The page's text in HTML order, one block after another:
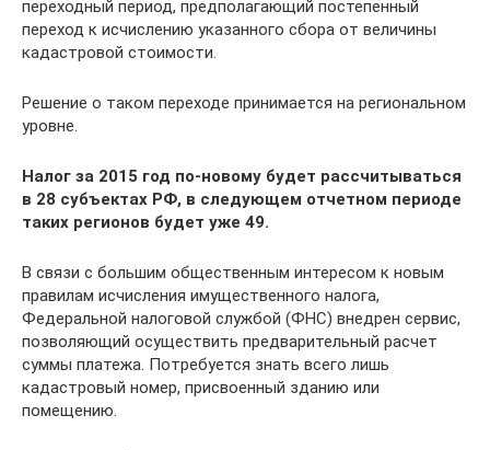
переходный период, предполагающий постепенный
переход к исчислению указанного сбора от величины
кадастровой стоимости.
Решение о таком переходе принимается на региональном
уровне.
Налог за 2015 год по-новому будет рассчитываться
в 28 субъектах РФ, в следующем отчетном периоде
таких регионов будет уже 49.
В связи с большим общественным интересом к новым
правилам исчисления имущественного налога,
Федеральной налоговой службой (ФНС) внедрен сервис,
позволяющий осуществить предварительный расчет
суммы платежа. Потребуется знать всего лишь
кадастровый номер, присвоенный зданию или
помещению.